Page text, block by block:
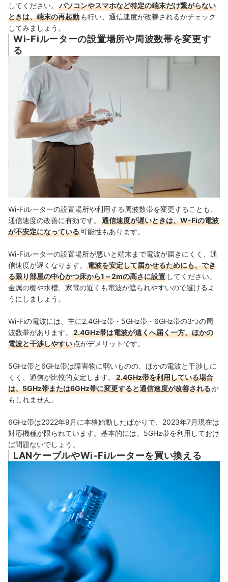
してください。
パソコンやスマホなど特定の端末だけ繋がらない
ときは、端末の再起動 も行い、通信速度が改善されるかチェック
してみましょう。
Wi-Fiルーターの設置場所や周波数帯を変更す
る
Wi-Fiルーターの設置場所や利用する周波数帯を変更することも、
通信速度の改善に有効です。
通信速度が遅いときは、W-Fiの電波
が不安定になっている可能性もあります。
Wi-Fiルーターの設置場所が悪いと端末まで電波が届きにくく、通
信速度が遅くなります。
電波を安定して届かせるためにも、でき
る限り部屋の中心かつ床から1～2mの高さに設置 してください。
金属の棚や水槽、家電の近くも電波が遮られやすいので避けるよ
うにしましょう。
Wi-Fiの電波には、主に2.4GHz帯・5GHz帯・6GHz帯の3つの周
波数帯があります。
2.4GHz帯は電波が遠くへ届く一方、ほかの
電波と干渉しやすい 点がデメリット です。
5GHz帯と6GHz帯は障害物に弱いものの、ほかの電波と干渉しに
くく、通信が比較的安定します。
2.4GHz帯を利用している場合
は、5GHz帯または6GHz帯に変更すると通信速度が改善されるか
もしれません。
6GHz帯は2022年9月に本格始動したばかりで、2023年7月現在は
対応機種が限られています。基本的には、5GHz帯を利用しておけ
ば問題ないでしょう。
LANケーブルやWi-Fiルーターを買い換える